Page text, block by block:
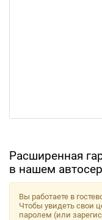
Расширенная
в нашем
Вы работаете в
Чтобы увидеть свои
паролем (или